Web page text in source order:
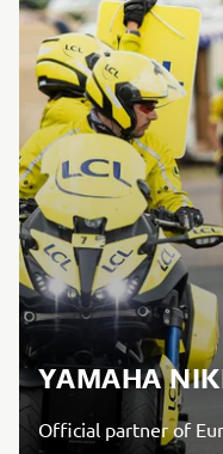
YAMAHA
Official partner of